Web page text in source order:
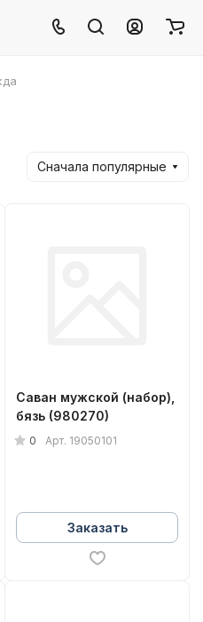
Сначала популярные
Саван мужской (набор),
бязь (980270)
0 Арт. 19050101
Заказать